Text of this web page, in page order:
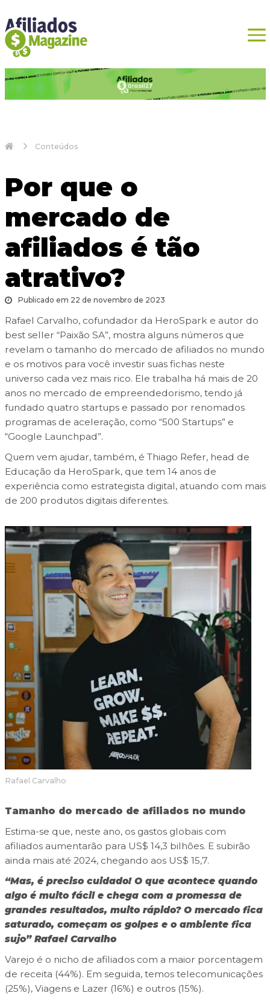
Conteúdos
Por que o
mercado de
afiliados é tão
atrativo?
Publicado em 22 de novembro de 2023
Rafael Carvalho, cofundador da HeroSpark e autor do
best seller “Paixão SA”, mostra alguns números que
revelam o tamanho do mercado de afiliados no mundo
e os motivos para você investir suas fichas neste
universo cada vez mais rico. Ele trabalha há mais de 20
anos no mercado de empreendedorismo, tendo já
fundado quatro startups e passado por renomados
programas de aceleração, como “500 Startups” e
“Google Launchpad”.
Quem vem ajudar, também, é Thiago Refer, head de
Educação da HeroSpark, que tem 14 anos de
experiência como estrategista digital, atuando com mais
de 200 produtos digitais diferentes.
Rafael Carvalho
Tamanho do mercado de afiliados no mundo
Estima-se que, neste ano, os gastos globais com
afiliados aumentarão para US$ 14,3 bilhões. E subirão
ainda mais até 2024, chegando aos US$ 15,7.
“Mas, é preciso cuidado! O que acontece quando
algo é muito fácil e chega com a promessa de
grandes resultados, muito rápido? O mercado fica
saturado, começam os golpes e o ambiente fica
sujo” Rafael Carvalho
Varejo é o nicho de afiliados com a maior porcentagem
de receita (44%). Em seguida, temos telecomunicações
(25%), Viagens e Lazer (16%) e outros (15%).